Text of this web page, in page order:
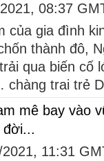
08:37
của gia đình
thành đô,
qua biến cố
trai trẻ
mê bay vào
đời...
11:31